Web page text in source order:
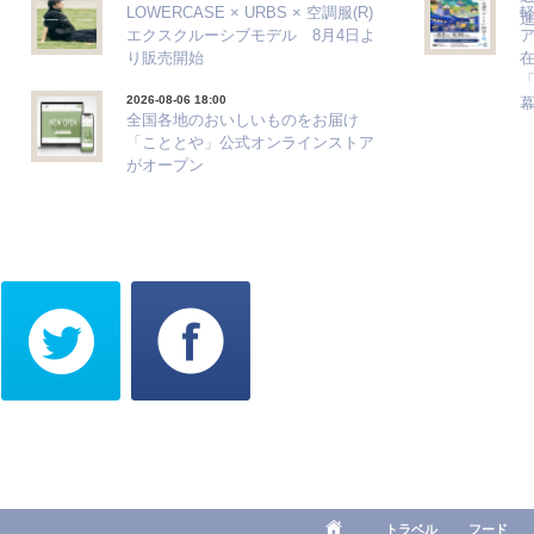
LOWERCASE × URBS × 空調服(R)
エクスクルーシブモデル 8月4日よ
り販売開始
幕
2026-08-06 18:00
全国各地のおいしいものをお届け
「こととや」公式オンラインストア
がオープン
トラベル フード